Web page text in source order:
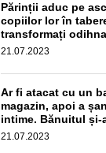
Părinții aduc pe
copiilor lor în
transformați
21.07.2023
Ar fi atacat cu un
magazin, apoi a
intime. Bănuitul
21.07.2023